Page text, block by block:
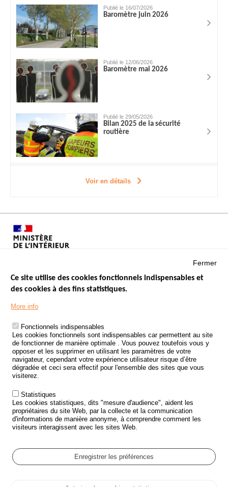
Publié le 16/07/2026
Baromètre juin 2026
Publié le 12/06/2026
Baromètre mai 2026
Publié le 29/05/2026
Bilan 2025 de la sécurité
routière
Voir en détails
Menu
Footer
LES SITES PUBLICS
ÉTAT DE L’INSÉCURITÉ ROUTIÈRE
TRAITEMENT DES DONNÉES PERSONNELLES DES ACCIDENTS DE
LA ROUTE
ETUDES ET RECHERCHES
APPEL À PROJETS
POLITIQUE DE SÉCURITÉ ROUTIÈRE
Outils
AGENDA
GLOSSAIRE
Cookie settings
Fermer
Ce site utilise des cookies fonctionnels indispensables et
des cookies à des fins statistiques.
More info
Fonctionnels indispensables
Les cookies fonctionnels sont indispensables car permettent au site
de fonctionner de manière optimale . Vous pouvez toutefois vous y
opposer et les supprimer en utilisant les paramètres de votre
navigateur, cependant votre expérience utilisateur risque d’être
dégradée et ceci sera effectif pour l'ensemble des sites que vous
visiterez.
Statistiques
Les cookies statistiques, dits "mesure d'audience", aident les
propriétaires du site Web, par la collecte et la communication
d'informations de manière anonyme, à comprendre comment les
visiteurs interagissent avec les sites Web.
Enregistrer les préférences